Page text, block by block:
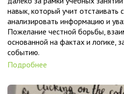
навык, который учит отстаивать
анализировать информацию и
Пожелание честной борьбы,
основанной на фактах и логике,
событию.
Подробнее